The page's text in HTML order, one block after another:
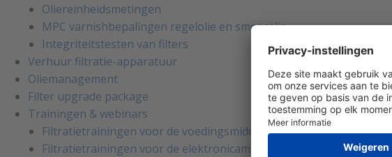
Oliereinheidsmetingen
MPC varnishbepalingen regelolie en smeerolie
Integriteitstesten van filters
Verhuur filtratie-apparatuur
Oliemanagement
Filter upgrade package
Trainingen & webinars
Filtratietrainingen voor de voedingsmiddelenindustrie
Filtratietrainingen voor de elektronicamarkt